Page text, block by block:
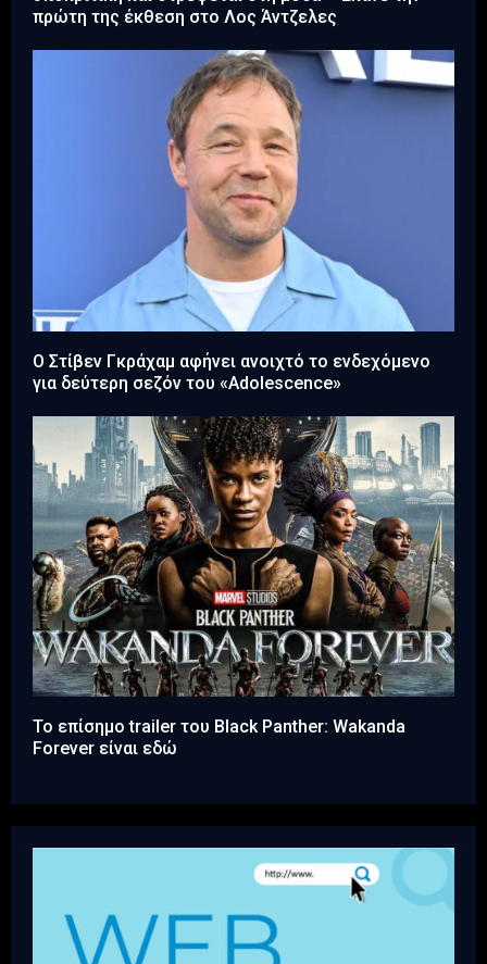
πρώτη της έκθεση στο Λος Άντζελες
Ο Στίβεν Γκράχαμ αφήνει ανοιχτό το ενδεχόμενο
για δεύτερη σεζόν του «Adolescence»
Το επίσημο trailer του Black Panther: Wakanda
Forever είναι εδώ